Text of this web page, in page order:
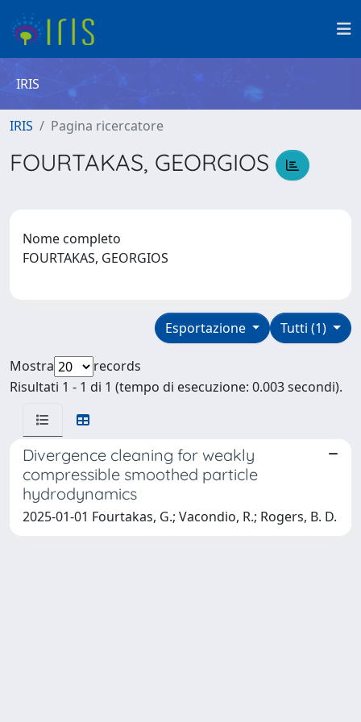
IRIS
IRIS Pagina ricercatore
FOURTAKAS, GEORGIOS
Nome completo
FOURTAKAS, GEORGIOS
Tutti (1)
Esportazione
Mostra
records
Risultati 1 - 1 di 1 (tempo di esecuzione: 0.003 secondi).
Divergence cleaning for weakly
compressible smoothed particle
hydrodynamics
2025-01-01 Fourtakas, G.; Vacondio, R.; Rogers, B. D.